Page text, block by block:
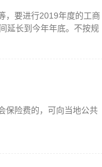
，要进行2019年度的工商
延长到今年年底。不按规
保险费的，可向当地公共